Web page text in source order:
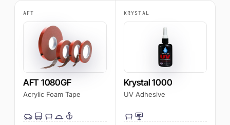
AFT
AFT 1080GF
Acrylic Foam Tape
KRYSTAL
Krystal 1000
UV Adhesive